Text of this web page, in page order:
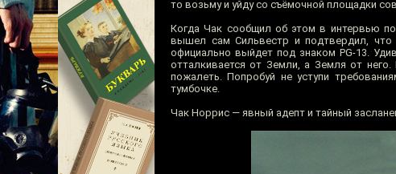
то возьму и уйду со съёмочной площадки
Когда Чак сообщил об этом в интервью
вышел сам Сильвестр и подтвердил, что
официально выйдет под знаком PG-13.
отталкивается от Земли, а Земля от
пожалеть. Попробуй не уступи
тумбочке.
Чак Норрис — явный адепт и тайный